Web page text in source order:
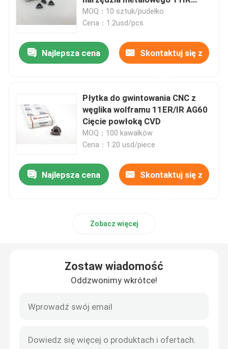
Płytka tokarska z węglików spiekanych
Węglikowa płytka do gwintowania
Płytki wiertła U
Płytki Węglikowe Do Stali
Płytka węglikowa do stali nierdzewnej
Wkładka cermetalowa
11ER Powłoka PVD
MOQ：10 sztuk/pudełko
Cena：1.2usd/pcs
Najlepsza cena Skontaktuj się z
Płytka do gwintowania CNC z
węglika wolframu 11ER/IR AG60
Cięcie powłoką CVD
MOQ：100 kawałków
Cena：1.20 usd/piece
Najlepsza cena Skontaktuj się z
Zobacz więcej
Zostaw wiadomość
Oddzwonimy wkrótce!